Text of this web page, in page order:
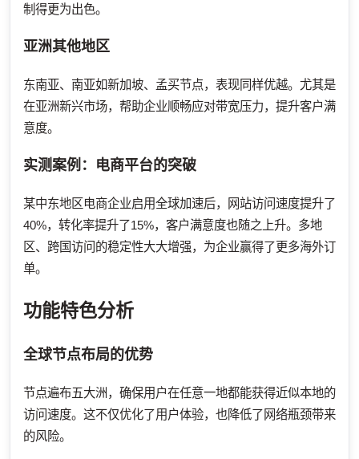
制得更为出色。
亚洲其他地区
东南亚、南亚如新加坡、孟买节点，表现同样优越。尤其是
在亚洲新兴市场，帮助企业顺畅应对带宽压力，提升客户满
意度。
实测案例：电商平台的突破
某中东地区电商企业启用全球加速后，网站访问速度提升了
40%，转化率提升了15%，客户满意度也随之上升。多地
区、跨国访问的稳定性大大增强，为企业赢得了更多海外订
单。
功能特色分析
全球节点布局的优势
节点遍布五大洲，确保用户在任意一地都能获得近似本地的
访问速度。这不仅优化了用户体验，也降低了网络瓶颈带来
的风险。